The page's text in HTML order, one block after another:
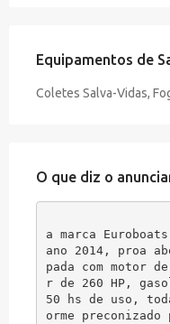
Equipamentos de
Coletes Salva-Vidas,
O que diz o
a marca
ano 2014, proa
pada com motor
r de 260 HP,
50 hs de uso,
orme